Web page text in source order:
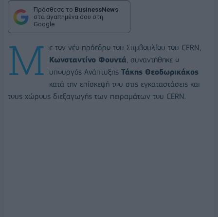
Πρόσθεσε το BusinessNews
στα αγαπημένα σου στη
Google
Μ
ε τον νέο πρόεδρο του Συμβουλίου του CERN,
Κωνσταντίνο Φουντά , συναντήθηκε ο
υπουργός Ανάπτυξης Τάκης Θεοδωρικάκος
κατά την επίσκεψή του στις εγκαταστάσεις και
τους χώρους διεξαγωγής των πειραμάτων του CERN.